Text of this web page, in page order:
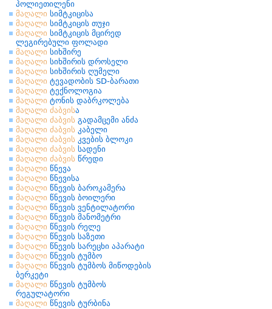
პოლიეთილენი
მაღალი სიმტკიცისა
მაღალი სიმტკიცის თუჯი
მაღალი სიმტკიცის მცირედ
ლეგირებული ფოლადი
მაღალი სიხშირე
მაღალი სიხშირის დროსელი
მაღალი სიხშირის ღუმელი
მაღალი ტევადობის SD-ბარათი
მაღალი ტექნოლოგია
მაღალი ტონის დაბრკოლება
მაღალი ძაბვისა
მაღალი ძაბვის გადამცემი ანძა
მაღალი ძაბვის კაბელი
მაღალი ძაბვის კვების ბლოკი
მაღალი ძაბვის სადენი
მაღალი ძაბვის წრედი
მაღალი წნევა
მაღალი წნევისა
მაღალი წნევის ბაროკამერა
მაღალი წნევის ბოილერი
მაღალი წნევის ვენტილატორი
მაღალი წნევის მანომეტრი
მაღალი წნევის რელე
მაღალი წნევის საზეთი
მაღალი წნევის სარეცხი აპარატი
მაღალი წნევის ტუმბო
მაღალი წნევის ტუმბოს მიწოდების
ბერკეტი
მაღალი წნევის ტუმბოს
რეგულატორი
მაღალი წნევის ტურბინა